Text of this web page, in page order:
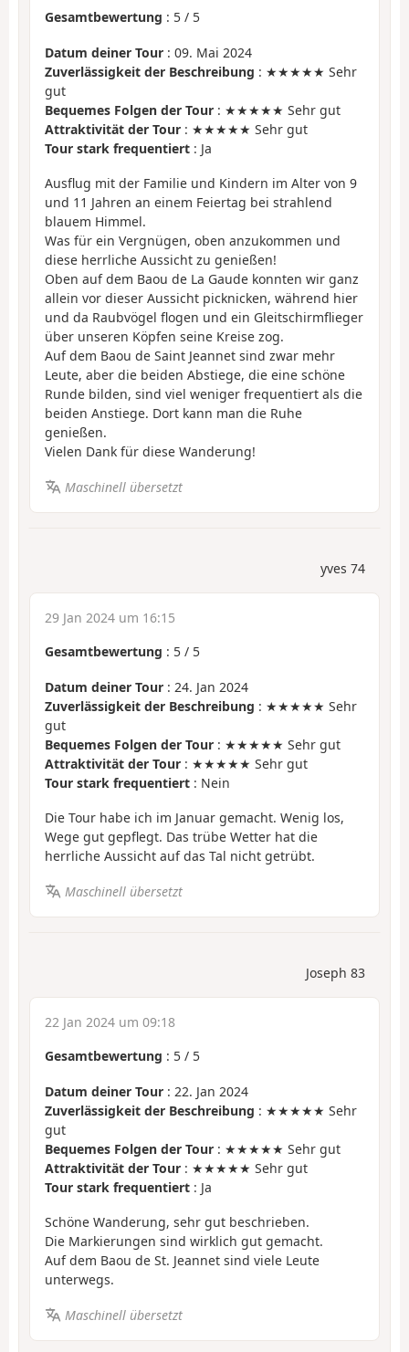
Gesamtbewertung : 5 / 5
Datum deiner Tour : 09. Mai 2024
Zuverlässigkeit der Beschreibung : ★★★★★ Sehr
gut
Bequemes Folgen der Tour : ★★★★★ Sehr gut
Attraktivität der Tour : ★★★★★ Sehr gut
Tour stark frequentiert : Ja
Ausflug mit der Familie und Kindern im Alter von 9
und 11 Jahren an einem Feiertag bei strahlend
blauem Himmel.
Was für ein Vergnügen, oben anzukommen und
diese herrliche Aussicht zu genießen!
Oben auf dem Baou de La Gaude konnten wir ganz
allein vor dieser Aussicht picknicken, während hier
und da Raubvögel flogen und ein Gleitschirmflieger
über unseren Köpfen seine Kreise zog.
Auf dem Baou de Saint Jeannet sind zwar mehr
Leute, aber die beiden Abstiege, die eine schöne
Runde bilden, sind viel weniger frequentiert als die
beiden Anstiege. Dort kann man die Ruhe
genießen.
Vielen Dank für diese Wanderung!
Maschinell übersetzt
yves 74
29 Jan 2024 um 16:15
Gesamtbewertung : 5 / 5
Datum deiner Tour : 24. Jan 2024
Zuverlässigkeit der Beschreibung : ★★★★★ Sehr
gut
Bequemes Folgen der Tour : ★★★★★ Sehr gut
Attraktivität der Tour : ★★★★★ Sehr gut
Tour stark frequentiert : Nein
Die Tour habe ich im Januar gemacht. Wenig los,
Wege gut gepflegt. Das trübe Wetter hat die
herrliche Aussicht auf das Tal nicht getrübt.
Maschinell übersetzt
Joseph 83
22 Jan 2024 um 09:18
Gesamtbewertung : 5 / 5
Datum deiner Tour : 22. Jan 2024
Zuverlässigkeit der Beschreibung : ★★★★★ Sehr
gut
Bequemes Folgen der Tour : ★★★★★ Sehr gut
Attraktivität der Tour : ★★★★★ Sehr gut
Tour stark frequentiert : Ja
Schöne Wanderung, sehr gut beschrieben.
Die Markierungen sind wirklich gut gemacht.
Auf dem Baou de St. Jeannet sind viele Leute
unterwegs.
Maschinell übersetzt